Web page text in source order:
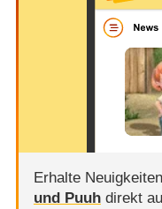
Erhalte
und Puuhdirekt